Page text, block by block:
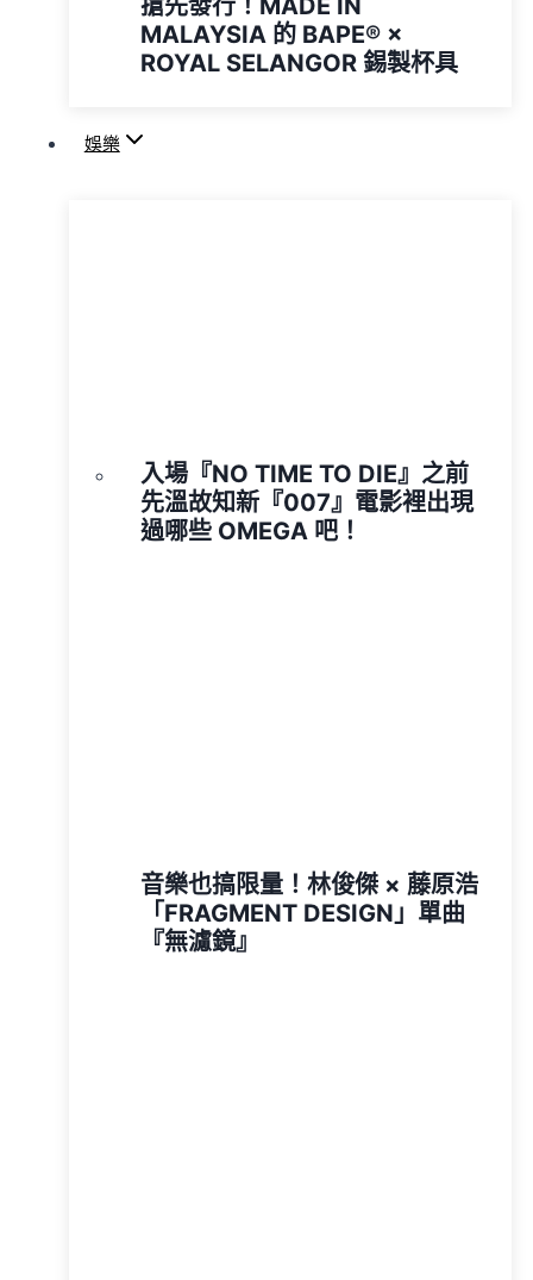
搶先發行！MADE IN
MALAYSIA 的 BAPE® ×
ROYAL SELANGOR 錫製杯具
娛樂
入場『NO TIME TO DIE』之前
先溫故知新『007』電影裡出現
過哪些 OMEGA 吧！
音樂也搞限量！林俊傑 × 藤原浩
「FRAGMENT DESIGN」單曲
『無濾鏡』